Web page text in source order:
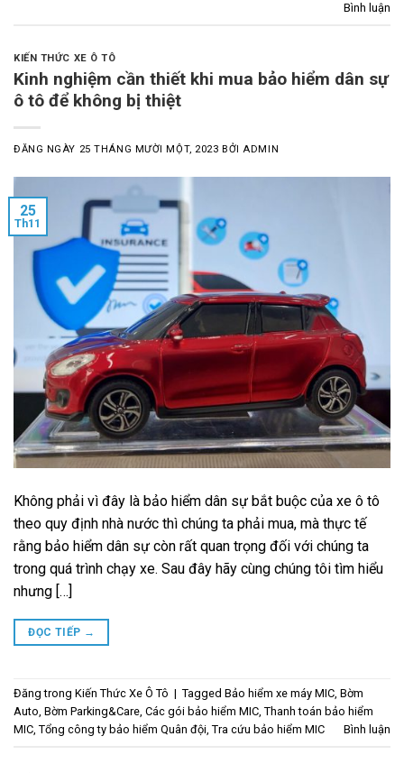
Bình luận
KIẾN THỨC XE Ô TÔ
Kinh nghiệm cần thiết khi mua bảo hiểm dân sự
ô tô để không bị thiệt
ĐĂNG NGÀY 25 THÁNG MƯỜI MỘT, 2023 BỞIADMIN
25
Th11
Không phải vì đây là bảo hiểm dân sự bắt buộc của xe ô tô
theo quy định nhà nước thì chúng ta phải mua, mà thực tế
rằng bảo hiểm dân sự còn rất quan trọng đối với chúng ta
trong quá trình chạy xe. Sau đây hãy cùng chúng tôi tìm hiểu
nhưng […]
ĐỌC TIẾP →
Đăng trong Kiến Thức Xe Ô Tô | Tagged Bảo hiểm xe máy MIC Bờm
Auto Bờm Parking&Care Các gói bảo hiểm MIC Thanh toán bảo hiểm
MIC Tổng công ty bảo hiểm Quân đội Tra cứu bảo hiểm MIC Bình luận